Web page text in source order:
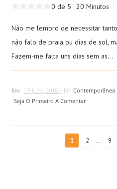
0 de 5 20 Minutos
Não me lembro de necessitar
não falo de praia ou dias de sol,
Fazem-me falta uns dias sem as...
Em 13 Julho, 2018 | Em Contemporânea,
Seja O Primeiro A Comentar
1 2 … 9